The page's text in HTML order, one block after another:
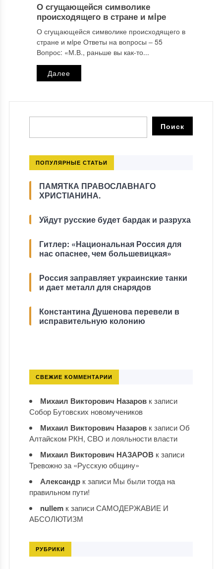
О сгущающейся символике
происходящего в стране и мiре
О сгущающейся символике происходящего в
стране и мiре Ответы на вопросы ‒ 55
Вопрос: «М.В., раньше вы как-то...
Далее
ПОПУЛЯРНЫЕ СТАТЬИ
ПАМЯТКА ПРАВОСЛАВНАГО
ХРИСТІАНИНА.
Уйдут русские будет бардак и разруха
Гитлер: «Национальная Россия для
нас опаснее, чем большевицкая»
Россия заправляет украинские танки
и дает металл для снарядов
Константина Душенова перевели в
исправительную колонию
СВЕЖИЕ КОММЕНТАРИИ
Михаил Викторович Назаровк записи
Собор Бутовских новомучеников
Михаил Викторович Назаровк записиОб
Алтайском РКН, СВО и лояльности власти
Михаил Викторович НАЗАРОВ к записи
Тревожно за «Русскую общину»
Александрк записи Мы были тогда на
правильном пути!
nullemк записиСАМОДЕРЖАВИЕ И
АБСОЛЮТИЗМ
РУБРИКИ